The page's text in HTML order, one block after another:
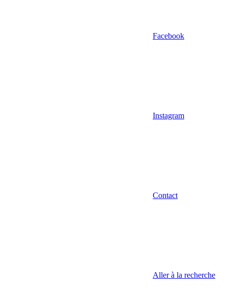
Facebook
Instagram
Contact
Aller à la recherche